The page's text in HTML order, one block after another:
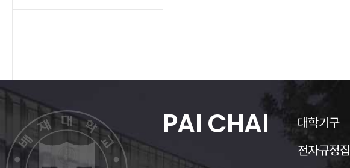
PAI CHAI 대학기구
전자규정집